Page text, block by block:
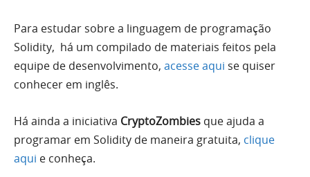
Para estudar sobre a linguagem de programação
Solidity, há um compilado de materiais feitos pela
equipe de desenvolvimento, acesse aqui se quiser
conhecer em inglês.
Há ainda a iniciativa CryptoZombies que ajuda a
programar em Solidity de maneira gratuita, clique
aqui e conheça.